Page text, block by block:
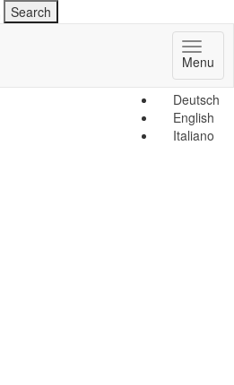
Deutsch
English
Italiano
Menu